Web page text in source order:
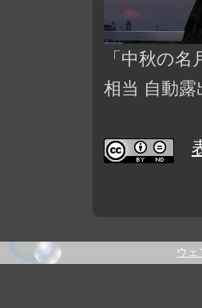
「中秋の
相当 自動露
ウ